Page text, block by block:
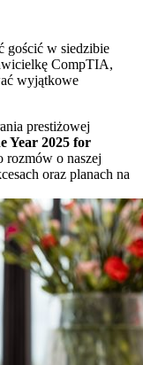
gościć w siedzibie
CompTIA,
wyjątkowe
prestiżowej
Year 2025 for
rozmów o naszej
oraz planach na